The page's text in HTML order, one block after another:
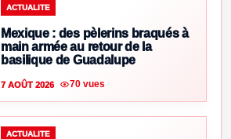
ACTUALITE
Mexique : des pèlerins braqués à
main armée au retour de la
basilique de Guadalupe
7 AOÛT 2026 70 vues
ACTUALITE